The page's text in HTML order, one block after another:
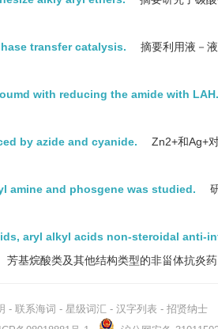
transfer catalysis.
摘要利用液－
with reducing the amide with LAH.
by azide and cyanide.
Zn2+和Ag+
amine and phosgene was studied.
aryl alkyl acids non-steroidal anti-
基烷酸类及其他结构类型的非甾体抗炎药
- 联系海词 - 星级词汇 - 汉字列表 - 招贤纳士